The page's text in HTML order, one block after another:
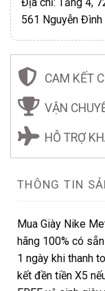
561 Nguyễn Đình
CAM KẾT
VẬN
HỖ TRỢ
THÔNG TIN
Mua Giày Nike
hãng 100% có
1 ngày khi thanh
kết đền tiền X5